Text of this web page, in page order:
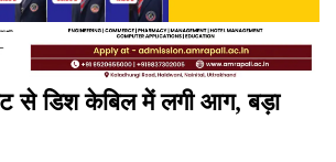
से डिश केबिल में लगी आग, बड़ा